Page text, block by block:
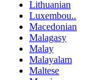
Lithuanian
Luxembou..
Macedonian
Malagasy
Malay
Malayalam
Maltese